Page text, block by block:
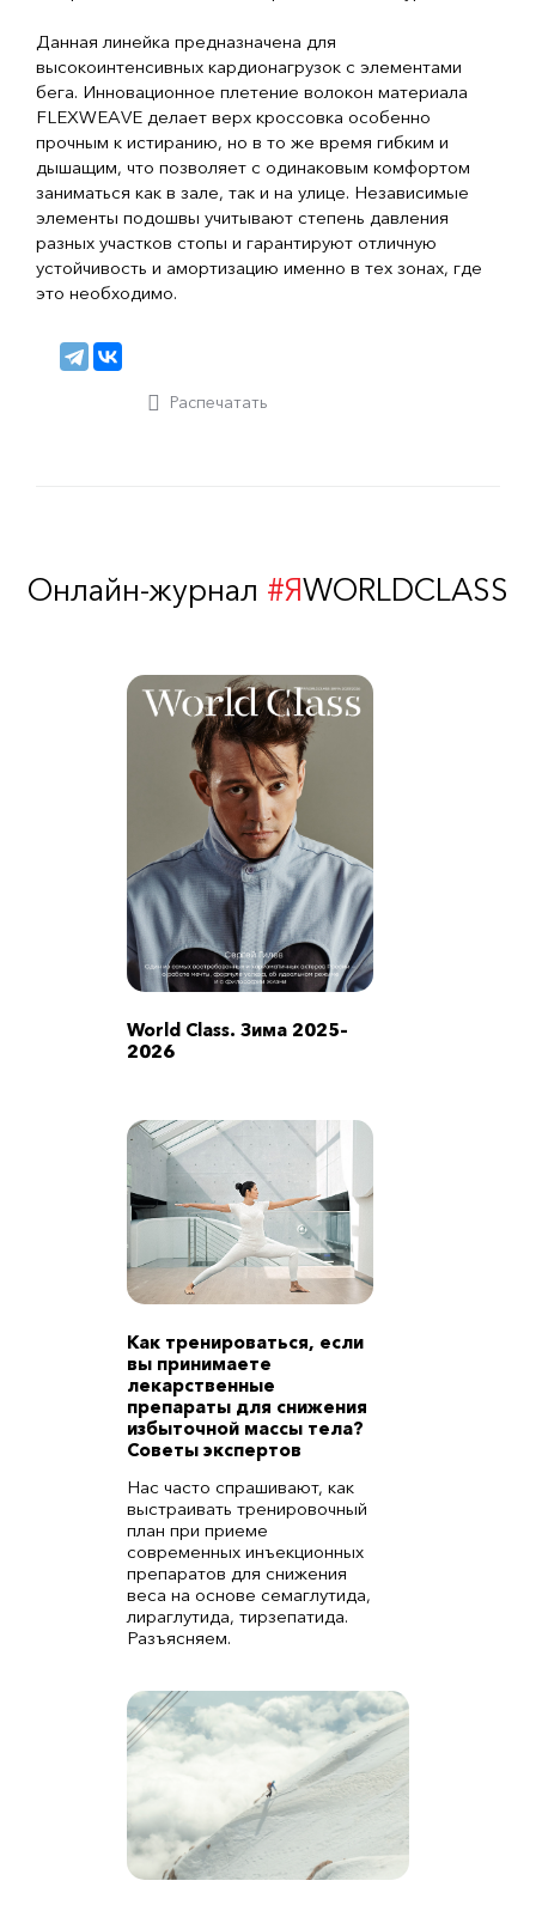
Данная линейка предназначена для
высокоинтенсивных кардионагрузок с элементами
бега. Инновационное плетение волокон материала
FLEXWEAVE делает верх кроссовка особенно
прочным к истиранию, но в то же время гибким и
дышащим, что позволяет с одинаковым комфортом
заниматься как в зале, так и на улице. Независимые
элементы подошвы учитывают степень давления
разных участков стопы и гарантируют отличную
устойчивость и амортизацию именно в тех зонах, где
это необходимо.
Распечатать
Онлайн-журнал #ЯWORLDCLASS
World Class. Зима 2025–
2026
Как тренироваться, если
вы принимаете
лекарственные
препараты для снижения
избыточной массы тела?
Советы экспертов
Нас часто спрашивают, как
выстраивать тренировочный
план при приеме
современных инъекционных
препаратов для снижения
веса на основе семаглутида,
лираглутида, тирзепатида.
Разъясняем.